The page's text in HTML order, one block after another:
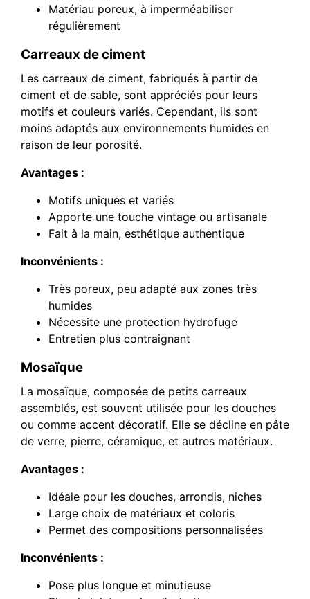
Matériau poreux, à imperméabiliser
régulièrement
Carreaux de ciment
Les carreaux de ciment, fabriqués à partir de
ciment et de sable, sont appréciés pour leurs
motifs et couleurs variés. Cependant, ils sont
moins adaptés aux environnements humides en
raison de leur porosité.
Avantages :
Motifs uniques et variés
Apporte une touche vintage ou artisanale
Fait à la main, esthétique authentique
Inconvénients :
Très poreux, peu adapté aux zones très
humides
Nécessite une protection hydrofuge
Entretien plus contraignant
Mosaïque
La mosaïque, composée de petits carreaux
assemblés, est souvent utilisée pour les douches
ou comme accent décoratif. Elle se décline en pâte
de verre, pierre, céramique, et autres matériaux.
Avantages :
Idéale pour les douches, arrondis, niches
Large choix de matériaux et coloris
Permet des compositions personnalisées
Inconvénients :
Pose plus longue et minutieuse